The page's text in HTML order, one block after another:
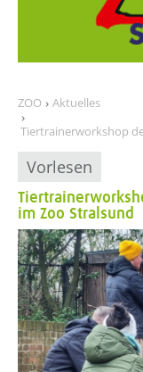
ZOO
Aktuelles
Tiertrainerworkshop
Vorlesen
im Zoo Stralsund
???